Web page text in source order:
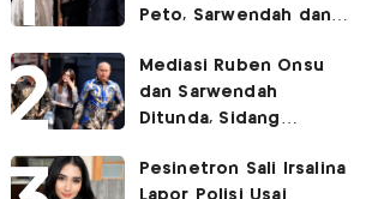
Peto, Sarwendah dan
Kemesraan
Mediasi Ruben Onsu
dan Sarwendah
Ditunda, Sidang
Pesinetron Sali Irsalina
Lapor Polisi Usai